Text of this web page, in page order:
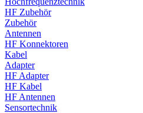
HF Zubehör
Zubehör
Antennen
HF Konnektoren
Kabel
Adapter
HF Adapter
HF Kabel
HF Antennen
Sensortechnik